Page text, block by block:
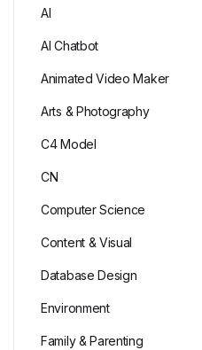
AI
AI Chatbot
Animated Video Maker
Arts & Photography
C4 Model
CN
Computer Science
Content & Visual
Database Design
Environment
Family & Parenting